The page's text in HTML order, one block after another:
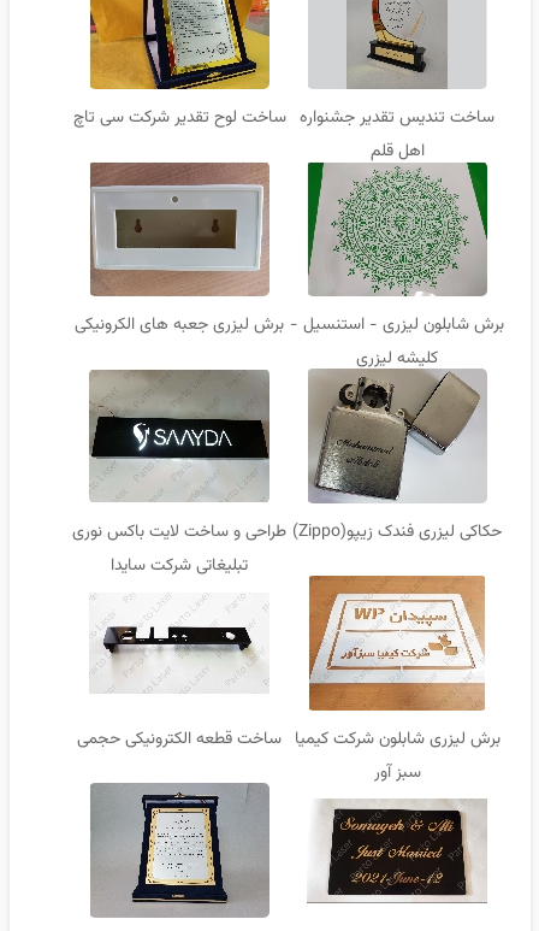
ساخت تندیس تقدیر جشنواره
اهل قلم
ساخت لوح تقدیر شرکت سی تاچ
برش شابلون لیزری - استنسیل -
کلیشه لیزری
برش لیزری جعبه های الکرونیکی
حکاکی لیزری فندک زیپو(Zippo)
طراحی و ساخت لایت باکس نوری
تبلیغاتی شرکت سایدا
برش لیزری شابلون شرکت کیمیا
سبز آور
ساخت قطعه الکترونیکی حجمی